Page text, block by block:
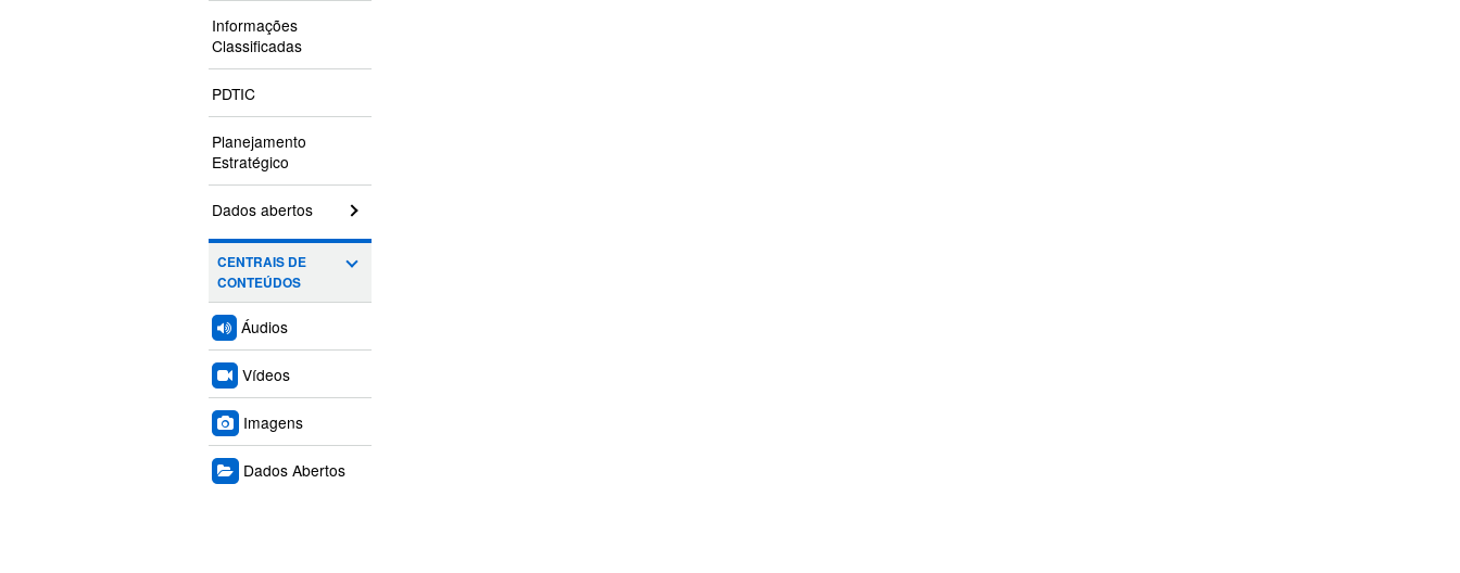
Informações
Classificadas
PDTIC
Planejamento
Estratégico
Dados abertos
CENTRAIS DE
CONTEÚDOS
Áudios
Vídeos
Imagens
Dados Abertos